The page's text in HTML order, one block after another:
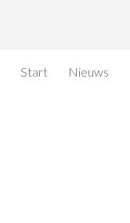
Start Nieuws